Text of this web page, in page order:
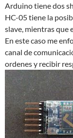
Arduino tiene dos
HC-05 tiene la
slave, mientras que
En este caso me
canal de
ordenes y recibir